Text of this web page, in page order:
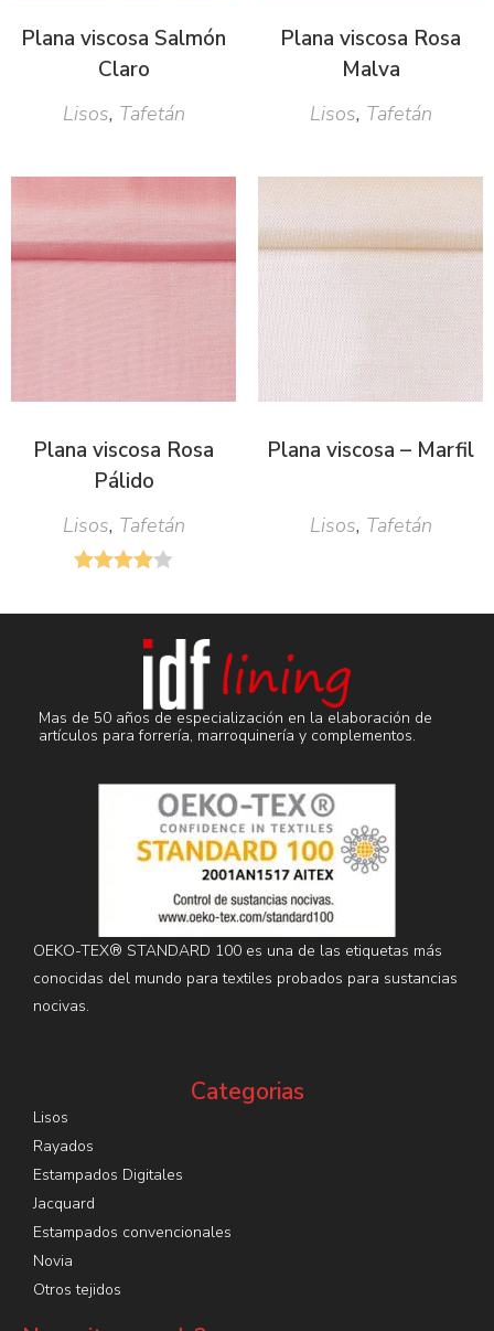
Plana viscosa Salmón
Claro
Lisos, Tafetán
Plana viscosa Rosa
Malva
Lisos, Tafetán
Plana viscosa Rosa
Pálido
Lisos, Tafetán
Plana viscosa – Marfil
Lisos, Tafetán
Mas de 50 años de especialización en la elaboración de
artículos para forrería, marroquinería y complementos.
OEKO-TEX® STANDARD 100 es una de las etiquetas más
conocidas del mundo para textiles probados para sustancias
nocivas.
Categorias
Lisos
Rayados
Estampados Digitales
Jacquard
Estampados convencionales
Novia
Otros tejidos